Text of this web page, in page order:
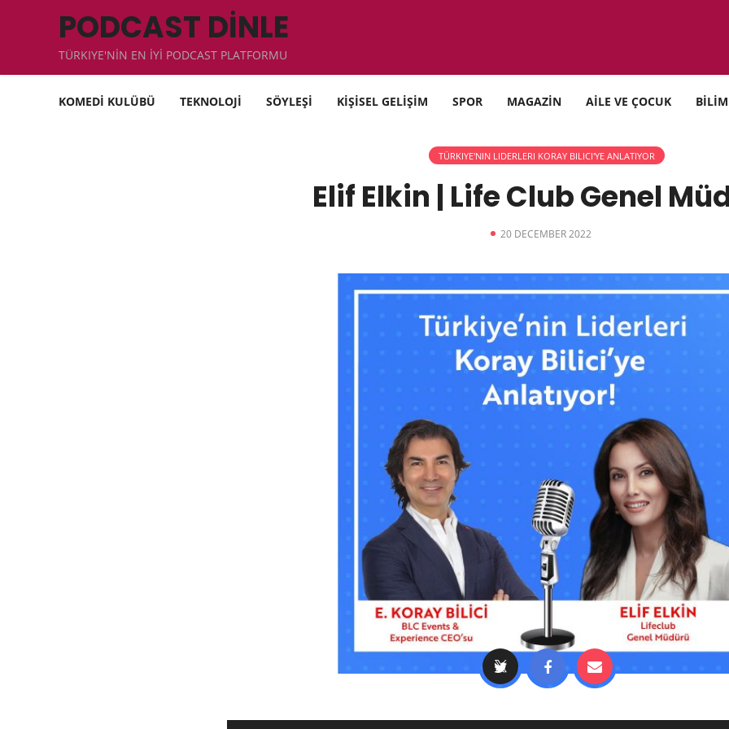
PODCAST DİNLE
TÜRKIYE'NİN EN İYİ PODCAST PLATFORMU
KOMEDİ KULÜBÜ TEKNOLOJİ SÖYLEŞİ KİŞİSEL GELİŞİM SPOR MAGAZİN AİLE VE ÇOCUK BİLİM
TÜRKIYE'NIN LIDERLERI KORAY BILICI'YE ANLATIYOR
Elif Elkin | Life Club Genel
20 DECEMBER 2022